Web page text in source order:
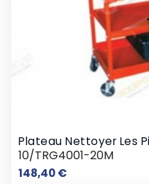
Plateau Nettoyer Les
10/TRG4001-20M
148,40 €Prix